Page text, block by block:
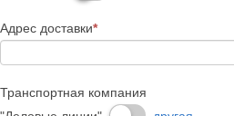
Адрес доставки*
Транспортная компания